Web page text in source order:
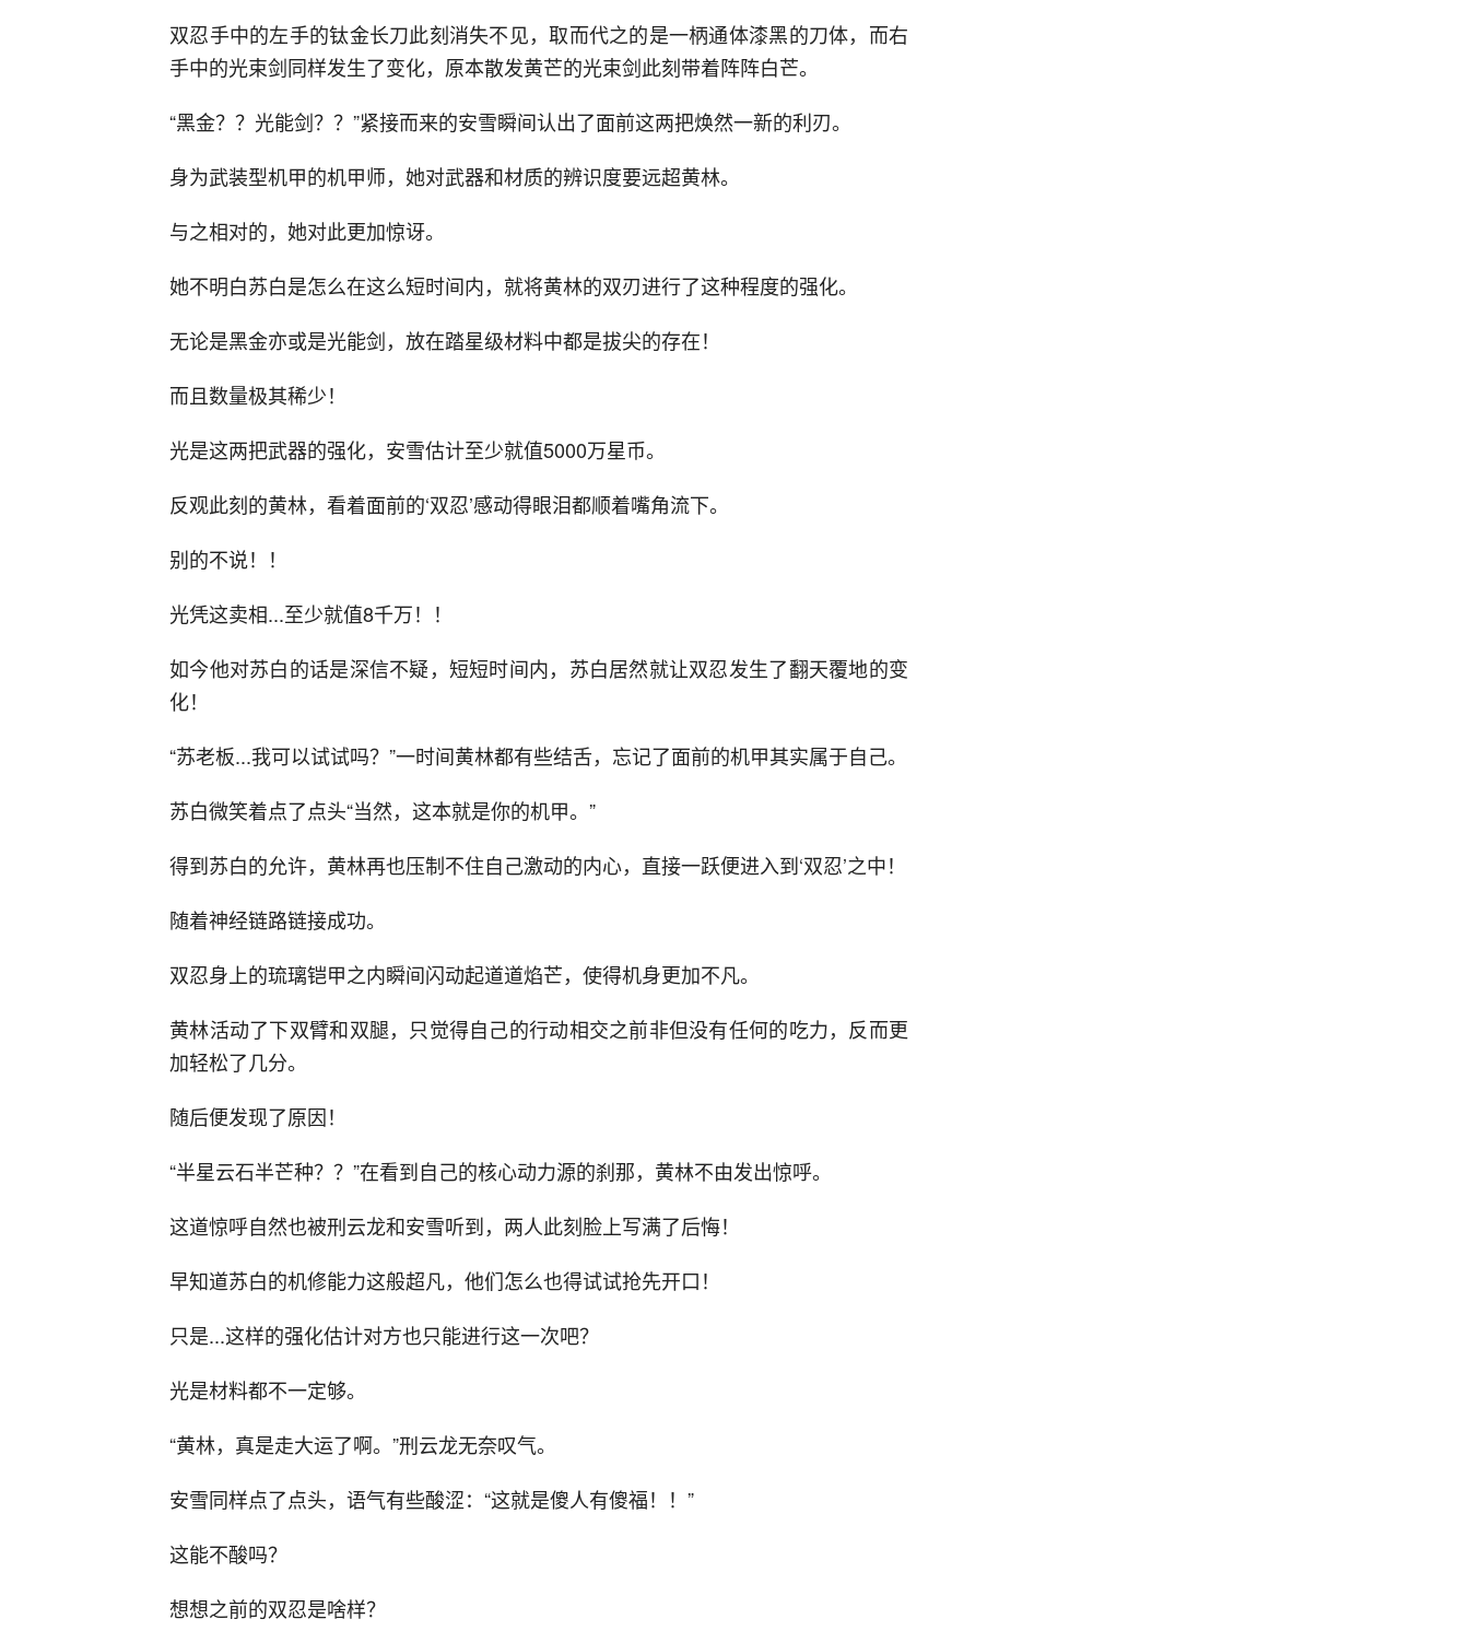
双忍手中的左手的钛金长刀此刻消失不见，取而代之的是一柄通体漆黑的刀体，而右
手中的光束剑同样发生了变化，原本散发黄芒的光束剑此刻带着阵阵白芒。
“黑金？？光能剑？？”紧接而来的安雪瞬间认出了面前这两把焕然一新的利刃。
身为武装型机甲的机甲师，她对武器和材质的辨识度要远超黄林。
与之相对的，她对此更加惊讶。
她不明白苏白是怎么在这么短时间内，就将黄林的双刃进行了这种程度的强化。
无论是黑金亦或是光能剑，放在踏星级材料中都是拔尖的存在！
而且数量极其稀少！
光是这两把武器的强化，安雪估计至少就值5000万星币。
反观此刻的黄林，看着面前的‘双忍’感动得眼泪都顺着嘴角流下。
别的不说！！
光凭这卖相...至少就值8千万！！
如今他对苏白的话是深信不疑，短短时间内，苏白居然就让双忍发生了翻天覆地的变
化！
“苏老板...我可以试试吗？”一时间黄林都有些结舌，忘记了面前的机甲其实属于自己。
苏白微笑着点了点头“当然，这本就是你的机甲。”
得到苏白的允许，黄林再也压制不住自己激动的内心，直接一跃便进入到‘双忍’之中！
随着神经链路链接成功。
双忍身上的琉璃铠甲之内瞬间闪动起道道焰芒，使得机身更加不凡。
黄林活动了下双臂和双腿，只觉得自己的行动相交之前非但没有任何的吃力，反而更
加轻松了几分。
随后便发现了原因！
“半星云石半芒种？？”在看到自己的核心动力源的刹那，黄林不由发出惊呼。
这道惊呼自然也被刑云龙和安雪听到，两人此刻脸上写满了后悔！
早知道苏白的机修能力这般超凡，他们怎么也得试试抢先开口！
只是...这样的强化估计对方也只能进行这一次吧？
光是材料都不一定够。
“黄林，真是走大运了啊。”刑云龙无奈叹气。
安雪同样点了点头，语气有些酸涩：“这就是傻人有傻福！！”
这能不酸吗？
想想之前的双忍是啥样？